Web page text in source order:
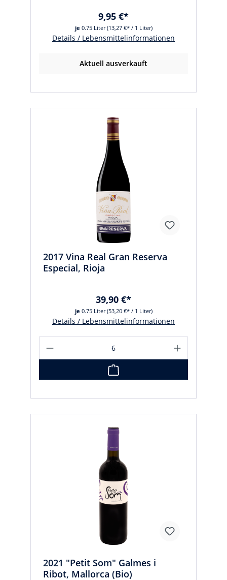
je 0.75 Liter(13,27 €* / 1 Liter)
9,95 €*
Details / Lebensmittelinformationen
Aktuell ausverkauft
2017 Vina Real Gran Reserva
Especial, Rioja
je 0.75 Liter(53,20 €* / 1 Liter)
39,90 €*
Details / Lebensmittelinformationen
2021 "Petit Som" Galmes i
Ribot, Mallorca (Bio)